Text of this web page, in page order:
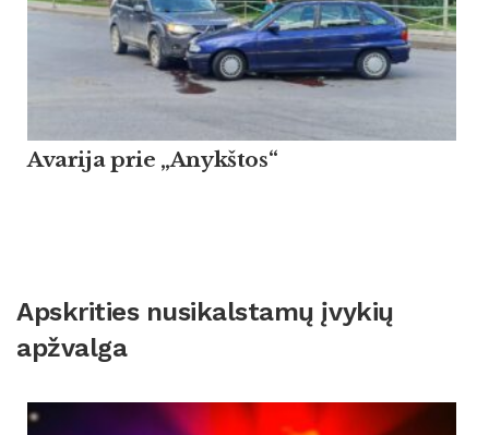
Avarija prie „Anykštos“
Apskrities nusikalstamų įvykių
apžvalga